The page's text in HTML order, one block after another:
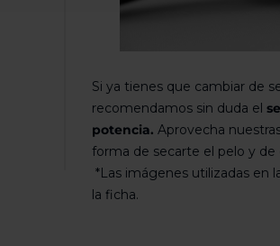
Si ya tienes que cambiar de
recomendamos sin duda el
potencia. Aprovecha
forma de secarte el pelo y de
*Las imágenes utilizadas en
la ficha.